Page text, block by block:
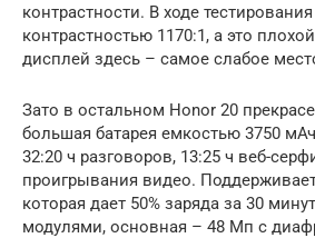
контрастности. В ходе
контрастностью 1170:1, а это
дисплей здесь – самое слабое
Зато в остальном Honor 20
большая батарея емкостью 3750
32:20 ч разговоров, 13:25 ч веб-
проигрывания видео.
которая дает 50% заряда за 30
модулями, основная – 48 Мп с